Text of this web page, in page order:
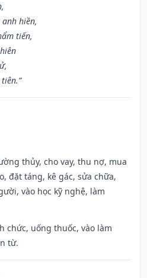
hiền,
tiến,
thủy, cho vay, thu nợ, mua
đặt táng, kê gác, sửa chữa,
vào học kỹ nghệ, làm
chức, uống thuốc, vào làm
từ.